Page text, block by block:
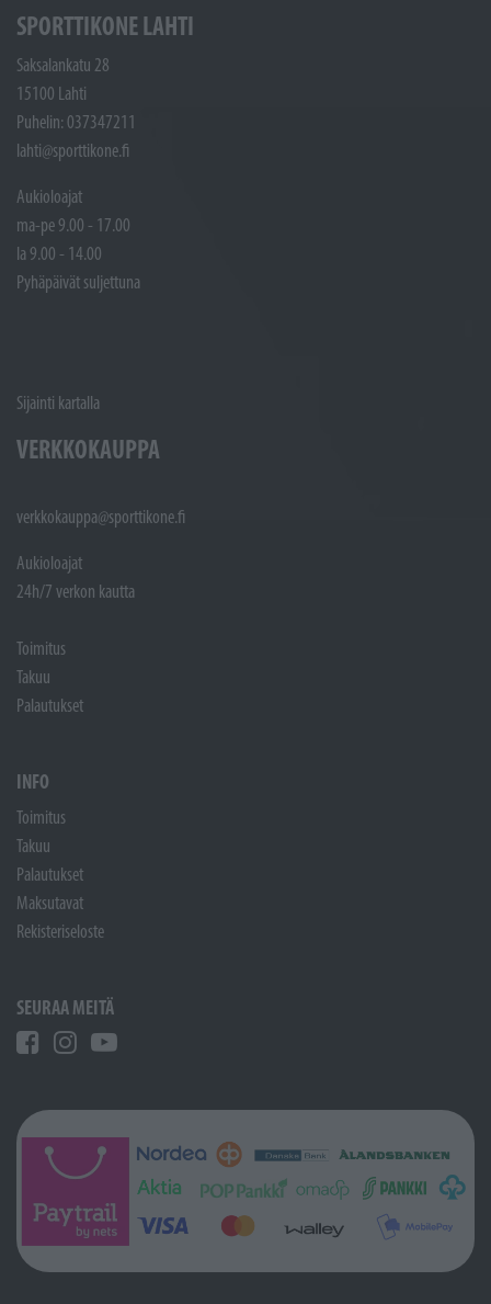
SPORTTIKONE LAHTI
Saksalankatu 28
15100 Lahti
Puhelin: 037347211
lahti@sporttikone.fi
Aukioloajat
ma-pe 9.00 - 17.00
la 9.00 - 14.00
Pyhäpäivät suljettuna
Sijainti kartalla
VERKKOKAUPPA
verkkokauppa@sporttikone.fi
Aukioloajat
24h/7 verkon kautta
Toimitus
Takuu
Palautukset
INFO
Toimitus
Takuu
Palautukset
Maksutavat
Rekisteriseloste
SEURAA MEITÄ